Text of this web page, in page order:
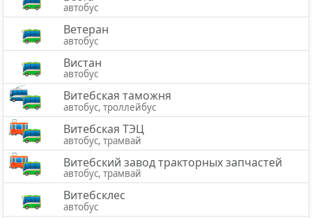
автобус
Ветеран
автобус
Вистан
автобус
Витебская таможня
автобус, троллейбус
Витебская ТЭЦ
автобус, трамвай
Витебский завод тракторных запчастей
автобус, трамвай
Витебсклес
автобус